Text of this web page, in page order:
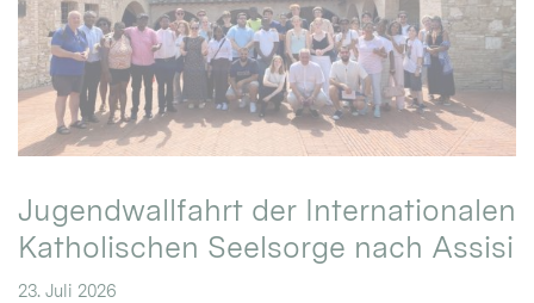
Jugendwallfahrt der Internationalen
Katholischen Seelsorge nach Assisi
23. Juli 2026